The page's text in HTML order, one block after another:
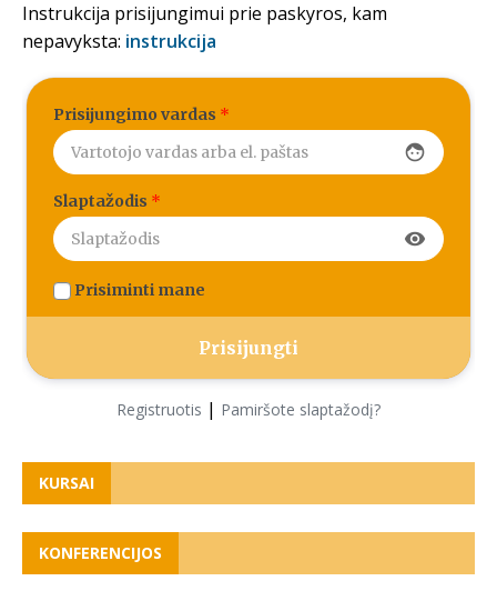
Instrukcija prisijungimui prie paskyros, kam
nepavyksta: instrukcija
Prisijungimo vardas *
face
Slaptažodis *
visibility
Prisiminti mane
Registruotis | Pamiršote slaptažodį?
KURSAI
KONFERENCIJOS